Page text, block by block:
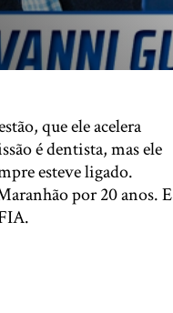
que ele acelera
é dentista, mas ele
esteve ligado.
por 20 anos. E